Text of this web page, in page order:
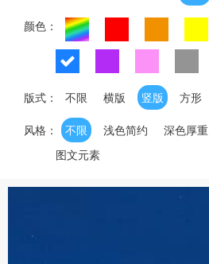
颜色：
版式： 不限 横版 竖版 方形
风格： 不限 浅色简约 深色厚重
图文元素